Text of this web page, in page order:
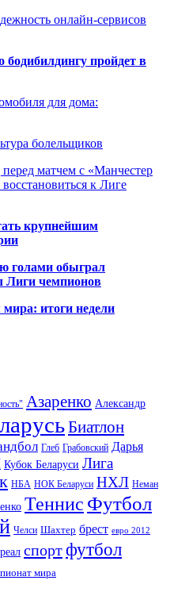
онлайн-сервисов
пройдет в
для дома:
болельщиков
матчем с «Манчестер
к Лиге
крупнейшим
голами обыграл
Лиги чемпионов
итоги недели
Азаренко Александр
Биатлон
Глеб Грабовский Дарья
Кубок Беларуси Лига
НБА НОК Беларуси НХЛ Неман
Теннис Футбол
Челси Шахтер брест евро 2012
реал спортфутбол
мира